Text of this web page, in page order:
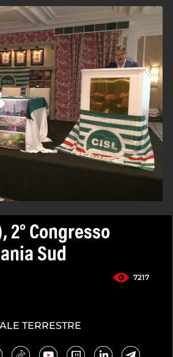
2° Congresso
Sud
7217
TERRESTRE